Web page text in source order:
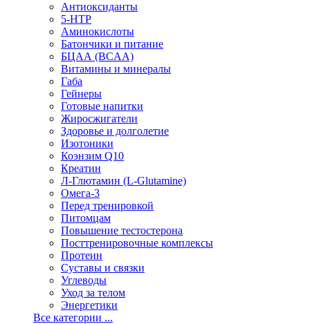
Антиоксиданты
5-HTP
Аминокислоты
Батончики и питание
БЦАА (BCAA)
Витамины и минералы
Габа
Гейнеры
Готовые напитки
Жиросжигатели
Здоровье и долголетие
Изотоники
Коэнзим Q10
Креатин
Л-Глютамин (L-Glutamine)
Омега-3
Перед тренировкой
Питомцам
Повышение тестостерона
Посттренировочные комплексы
Протеин
Суставы и связки
Углеводы
Уход за телом
Энергетики
Все категории ...